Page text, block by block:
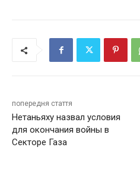
попередня стаття
Нетаньяху назвал условия
для окончания войны в
Секторе Газа